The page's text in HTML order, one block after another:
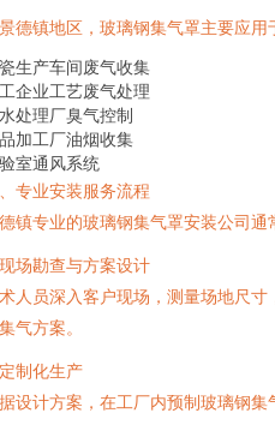
德镇地区，玻璃钢集气罩主要应用
生产车间废气收集
企业工艺废气处理
处理厂臭气控制
加工厂油烟收集
室通风系统
专业安装服务流程
镇专业的玻璃钢集气罩安装公司通
场勘查与方案设计
人员深入客户现场，测量场地尺
气方案。
制化生产
设计方案，在工厂内预制玻璃钢